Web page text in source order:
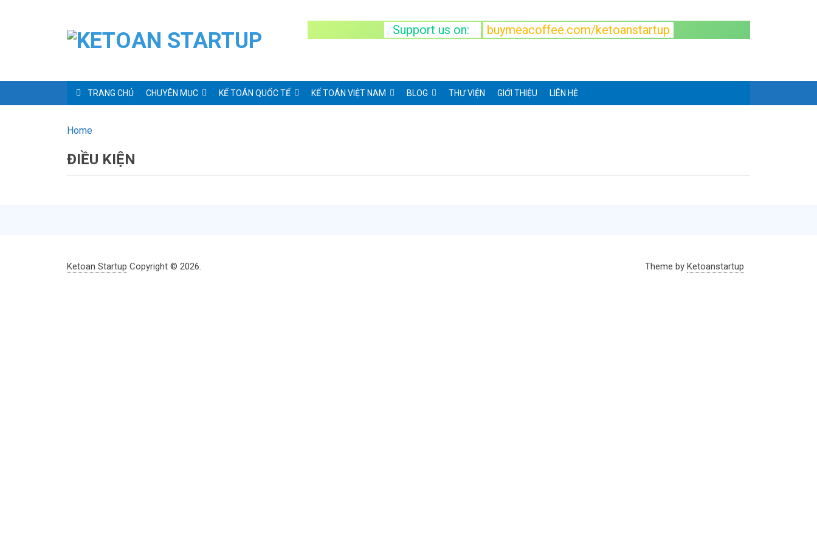
Support us on: buymeacoffee.com/ketoanstartup
TRANG CHỦ CHUYÊN MỤC KẾ TOÁN QUỐC TẾ KẾ TOÁN VIỆT NAM BLOG THƯ VIỆN GIỚI THIỆU LIÊN HỆ
Home
ĐIỀU KIỆN
Ketoan Startup Copyright © 2026. Theme by Ketoanstartup